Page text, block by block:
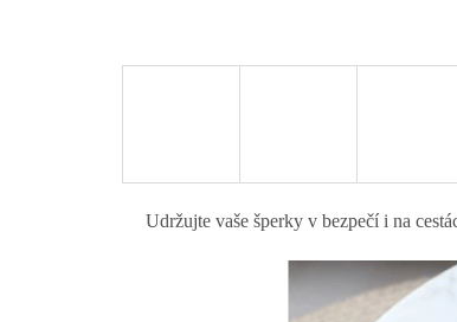
Udržujte vaše šperky v bezpečí i na